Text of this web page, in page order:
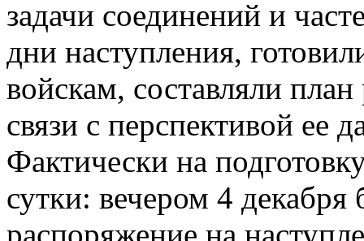
задачи соединений и
дни наступления,
войскам, составляли
связи с перспективой ее
Фактически на
сутки: вечером 4 декабря